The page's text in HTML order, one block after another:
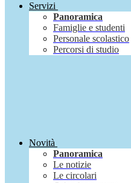
Servizi
Panoramica
Famiglie e studenti
Personale scolastico
Percorsi di studio
Novità
Panoramica
Le notizie
Le circolari